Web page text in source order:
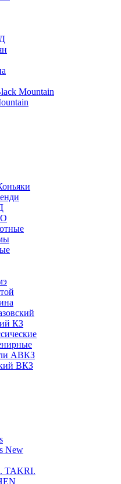
Mountain
КЗ
АВКЗ
ВКЗ
New
TAKRI.